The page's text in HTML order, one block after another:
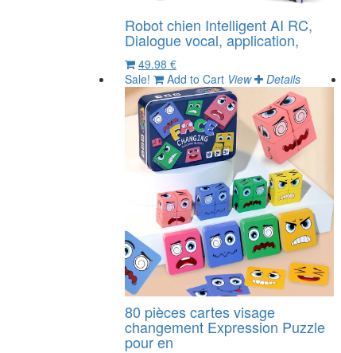
Robot chien Intelligent AI RC,
Dialogue vocal, application,
49.98 €
Sale!
Add to Cart View Details
80 pièces cartes visage
changement Expression Puzzle
pour en